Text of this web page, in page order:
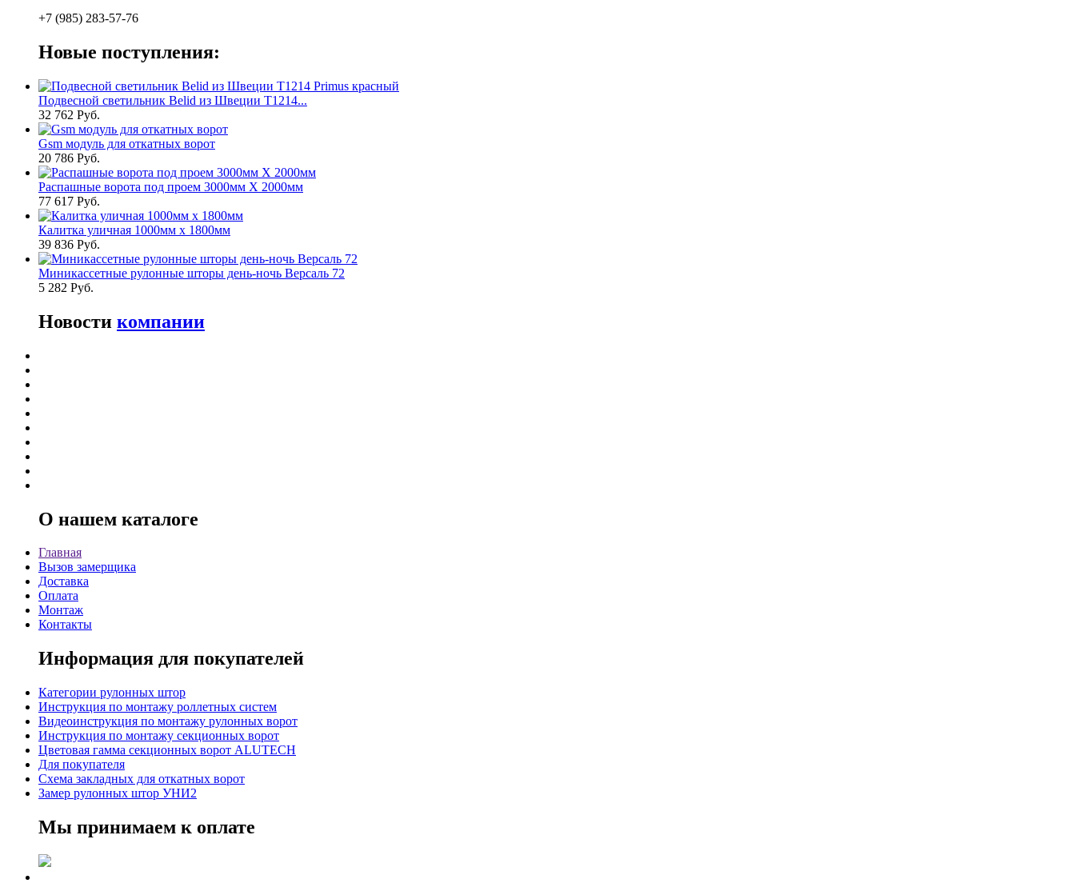
+7 (985) 283-57-76
Новые поступления:
Подвесной светильник Belid из Швеции T1214...
32 762 Руб.
Gsm модуль для откатных ворот
20 786 Руб.
Распашные ворота под проем 3000мм Х 2000мм
77 617 Руб.
Калитка уличная 1000мм х 1800мм
39 836 Руб.
Миникассетные рулонные шторы день-ночь Версаль 72
5 282 Руб.
Новости компании
О нашем каталоге
Главная
Вызов замерщика
Доставка
Оплата
Монтаж
Контакты
Информация для покупателей
Категории рулонных штор
Инструкция по монтажу роллетных систем
Видеоинструкция по монтажу рулонных ворот
Инструкция по монтажу секционных ворот
Цветовая гамма секционных ворот ALUTECH
Для покупателя
Схема закладных для откатных ворот
Замер рулонных штор УНИ2
Мы принимаем к оплате